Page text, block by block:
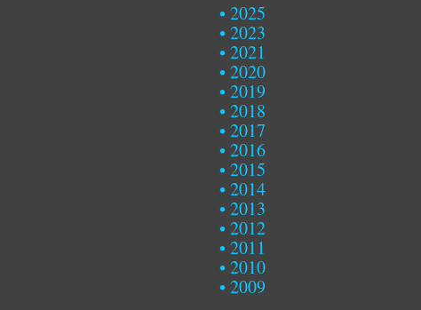
2025
2023
2021
2020
2019
2018
2017
2016
2015
2014
2013
2012
2011
2010
2009